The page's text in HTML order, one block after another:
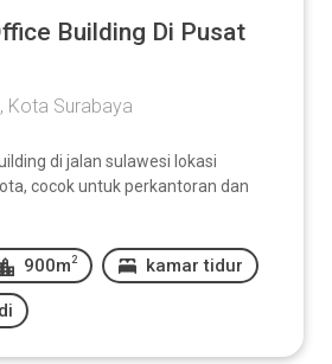
Building Di Pusat
Kota Surabaya
di jalan sulawesi lokasi
cocok untuk perkantoran dan
900m 2 kamar tidur